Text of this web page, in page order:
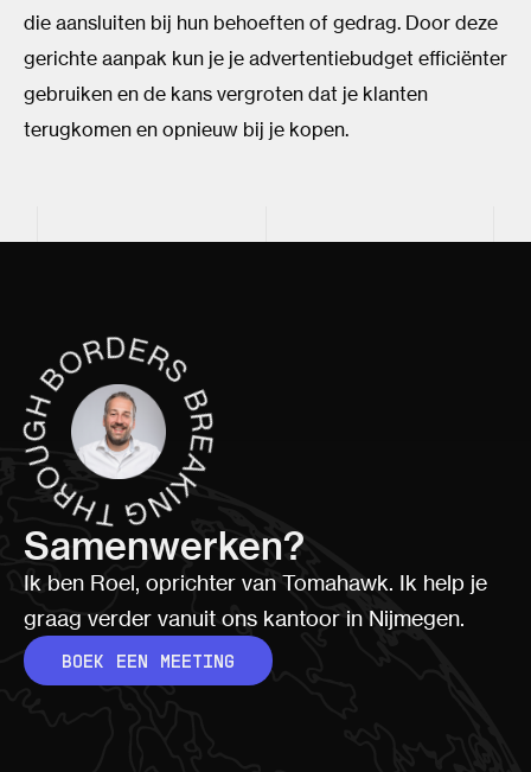
die aansluiten bij hun behoeften of gedrag. Door deze
gerichte aanpak kun je je advertentiebudget efficiënter
gebruiken en de kans vergroten dat je klanten
terugkomen en opnieuw bij je kopen.
Samenwerken?
Ik ben Roel, oprichter van Tomahawk. Ik help je
graag verder vanuit ons kantoor in Nijmegen.
BOEK EEN MEETING